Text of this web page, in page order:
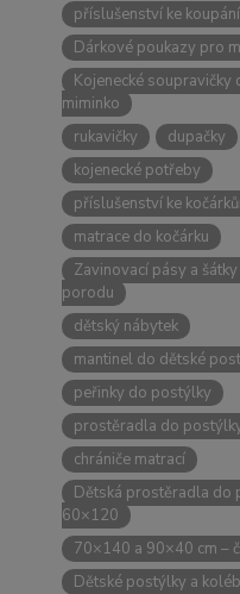
příslušenství ke koupání
Dárkové poukazy pro
Kojenecké
miminko
rukavičky
dupačky
kojenecké potřeby
příslušenství ke
matrace do kočárku
Zavinovací pásy a
porodu
dětský nábytek
mantinel do dětské
peřinky do postýlky
prostěradla do
chrániče matrací
Dětská prostěradla do
60×120
70×140 a 90×40 cm –
Dětské postýlky a